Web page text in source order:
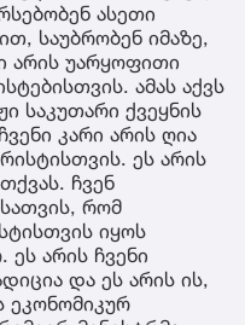
ასეთი
საუბრობენ იმაზე,
არის უარყოფითი
ამას აქვს
საკუთარი ქვეყნის
კარი არის ღია
ეს არის
ჩვენ
რომ
იყოს
არის ჩვენი
და ეს არის ის,
ეკონომიკურ